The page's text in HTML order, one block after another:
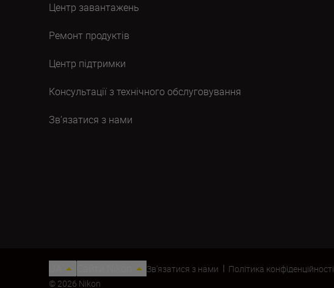
Центр завантажень
Ремонт продуктів
Центр підтримки
Консультації з технічного обслуговування
Зв’язатися з нами
Зв’язатися з нами Політика конфіденційності
© 2026 Nikon